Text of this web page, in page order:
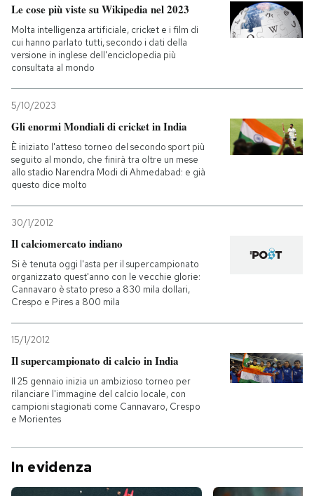
Le cose più viste su Wikipedia nel 2023
Molta intelligenza artificiale, cricket e i film di
cui hanno parlato tutti, secondo i dati della
versione in inglese dell'enciclopedia più
consultata al mondo
5/10/2023
Gli enormi Mondiali di cricket in India
È iniziato l'atteso torneo del secondo sport più
seguito al mondo, che finirà tra oltre un mese
allo stadio Narendra Modi di Ahmedabad: e già
questo dice molto
30/1/2012
Il calciomercato indiano
Si è tenuta oggi l'asta per il supercampionato
organizzato quest'anno con le vecchie glorie:
Cannavaro è stato preso a 830 mila dollari,
Crespo e Pires a 800 mila
15/1/2012
Il supercampionato di calcio in India
Il 25 gennaio inizia un ambizioso torneo per
rilanciare l'immagine del calcio locale, con
campioni stagionati come Cannavaro, Crespo
e Morientes
In evidenza